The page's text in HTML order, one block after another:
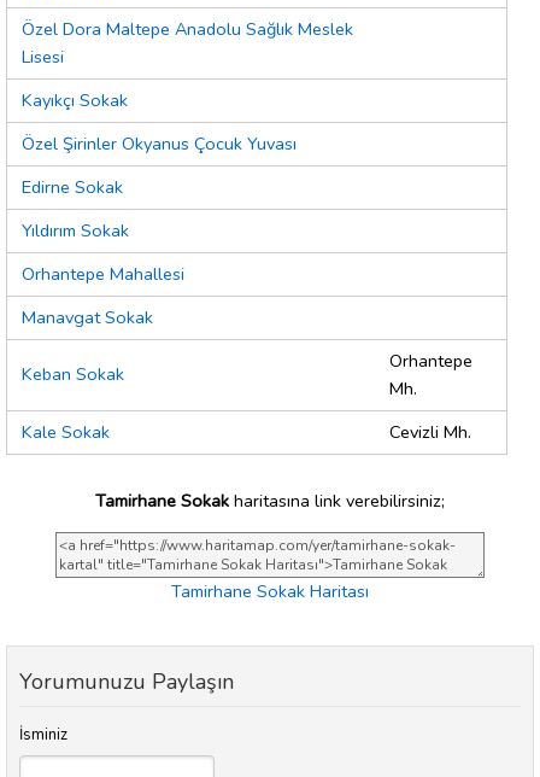
Özel Dora Maltepe Anadolu Sağlık Meslek
Lisesi
Kayıkçı Sokak
Özel Şirinler Okyanus Çocuk Yuvası
Edirne Sokak
Yıldırım Sokak
Orhantepe Mahallesi
Manavgat Sokak
Keban Sokak
Orhantepe
Mh.
Kale Sokak
Cevizli Mh.
Tamirhane Sokak haritasına link verebilirsiniz;
Tamirhane Sokak Haritası
Yorumunuzu Paylaşın
İsminiz